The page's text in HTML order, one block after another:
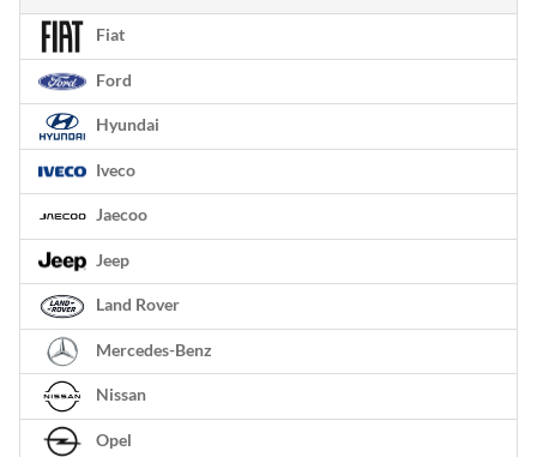
Fiat
Ford
Hyundai
Iveco
Jaecoo
Jeep
Land Rover
Mercedes-Benz
Nissan
Opel